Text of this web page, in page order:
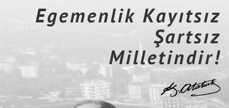
Egemenlik Kayıtsız
Şartsız
Milletindir!